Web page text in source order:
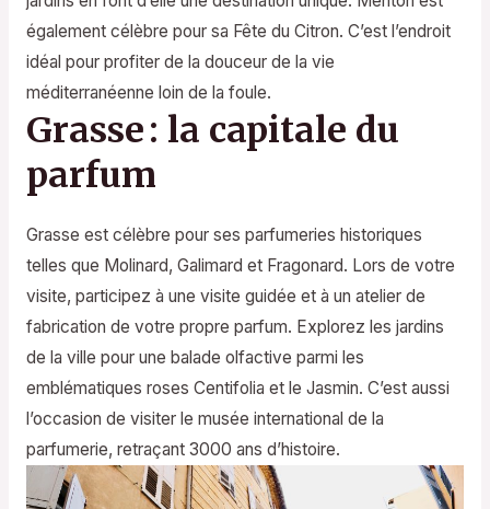
également célèbre pour sa Fête du Citron. C’est l’endroit
idéal pour profiter de la douceur de la vie
méditerranéenne loin de la foule.
Grasse : la capitale du
parfum
Grasse est célèbre pour ses parfumeries historiques
telles que Molinard, Galimard et Fragonard. Lors de votre
visite, participez à une visite guidée et à un atelier de
fabrication de votre propre parfum. Explorez les jardins
de la ville pour une balade olfactive parmi les
emblématiques roses Centifolia et le Jasmin. C’est aussi
l’occasion de visiter le musée international de la
parfumerie, retraçant 3000 ans d’histoire.